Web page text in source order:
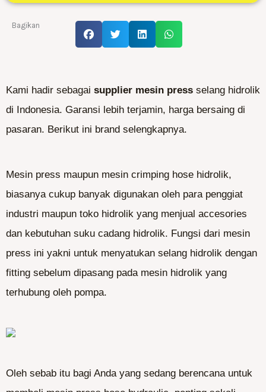
Bagikan
Kami hadir sebagai supplier mesin press selang hidrolik
di Indonesia. Garansi lebih terjamin, harga bersaing di
pasaran. Berikut ini brand selengkapnya.
Mesin press maupun mesin crimping hose hidrolik,
biasanya cukup banyak digunakan oleh para penggiat
industri maupun toko hidrolik yang menjual accesories
dan kebutuhan suku cadang hidrolik. Fungsi dari mesin
press ini yakni untuk menyatukan selang hidrolik dengan
fitting sebelum dipasang pada mesin hidrolik yang
terhubung oleh pompa.
Oleh sebab itu bagi Anda yang sedang berencana untuk